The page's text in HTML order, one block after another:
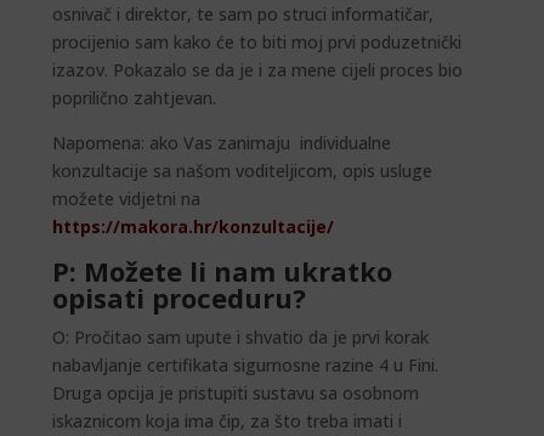
osnivač i direktor, te sam po struci informatičar,
procijenio sam kako će to biti moj prvi poduzetnički
izazov. Pokazalo se da je i za mene cijeli proces bio
poprilično zahtjevan.
Napomena: ako Vas zanimaju individualne
konzultacije sa našom voditeljicom, opis usluge
možete vidjetni na
https://makora.hr/konzultacije/
P: Možete li nam ukratko
opisati proceduru?
O: Pročitao sam upute i shvatio da je prvi korak
nabavljanje certifikata sigurnosne razine 4 u Fini.
Druga opcija je pristupiti sustavu sa osobnom
iskaznicom koja ima čip, za što treba imati i